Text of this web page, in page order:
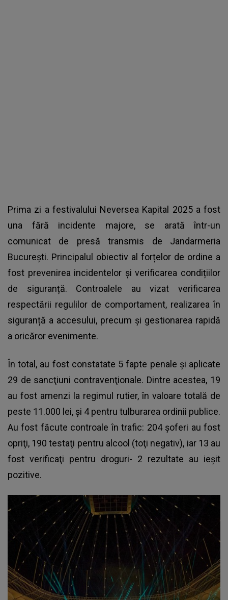
Prima zi a festivalului Neversea Kapital 2025 a fost
una fără incidente majore, se arată într-un
comunicat de presă transmis de Jandarmeria
București. Principalul obiectiv al forțelor de ordine a
fost prevenirea incidentelor și verificarea condițiilor
de siguranță. Controalele au vizat verificarea
respectării regulilor de comportament, realizarea în
siguranță a accesului, precum și gestionarea rapidă
a oricăror evenimente.
În total, au fost constatate 5 fapte penale şi aplicate
29 de sancţiuni contravenţionale. Dintre acestea, 19
au fost amenzi la regimul rutier, în valoare totală de
peste 11.000 lei, şi 4 pentru tulburarea ordinii publice.
Au fost făcute controale în trafic: 204 şoferi au fost
opriţi, 190 testaţi pentru alcool (toţi negativ), iar 13 au
fost verificaţi pentru droguri- 2 rezultate au ieşit
pozitive.